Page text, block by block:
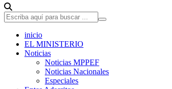
inicio
EL MINISTERIO
Noticias
Noticias MPPEF
Noticias Nacionales
Especiales